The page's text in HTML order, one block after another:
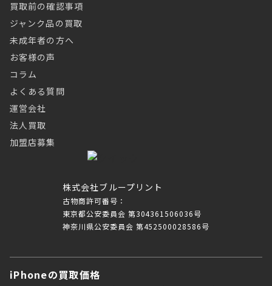
株式会社ブループリント
古物商許可番号：
東京都公安委員会 第304361506036号
神奈川県公安委員会 第452500028586号
買取前の確認事項
ジャンク品の買取
未成年者の方へ
お客様の声
コラム
よくある質問
運営会社
法人買取
加盟店募集
iPhoneの買取価格